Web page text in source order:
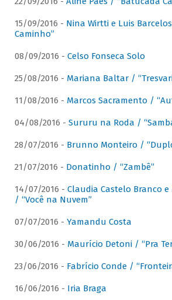
15/09/2016 - Nina Wirtti e Luis
Caminho”
08/09/2016 - Celso Fonseca Solo
25/08/2016 - Mariana Baltar /
11/08/2016 - Marcos Sacramento /
04/08/2016 - Sururu na Roda /
28/07/2016 - Brunno Monteiro /
21/07/2016 - Donatinho / “Zambê”
14/07/2016 - Claudia Castelo Branco
/ “Você na Nuvem”
07/07/2016 - Yamandu Costa
30/06/2016 - Maurício Detoni / “Pra
23/06/2016 - Fabrício Conde /
16/06/2016 - Iria Braga